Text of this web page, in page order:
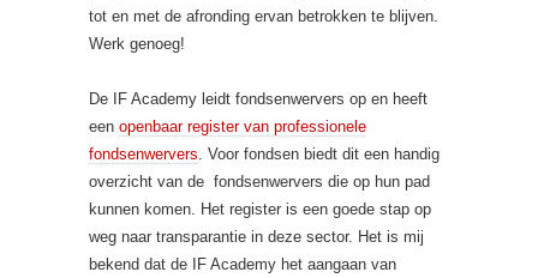
tot en met de afronding ervan betrokken te blijven.
Werk genoeg!
De IF Academy leidt fondsenwervers op en heeft
een openbaar register van professionele
fondsenwervers. Voor fondsen biedt dit een handig
overzicht van de fondsenwervers die op hun pad
kunnen komen. Het register is een goede stap op
weg naar transparantie in deze sector. Het is mij
bekend dat de IF Academy het aangaan van